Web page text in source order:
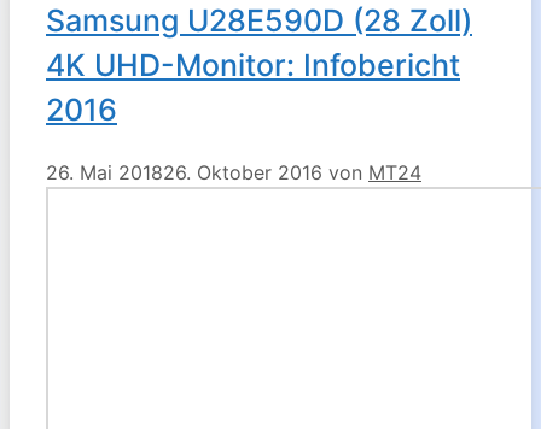
Samsung U28E590D (28 Zoll)
4K UHD-Monitor: Infobericht
2016
26. Mai 201826. Oktober 2016 von MT24